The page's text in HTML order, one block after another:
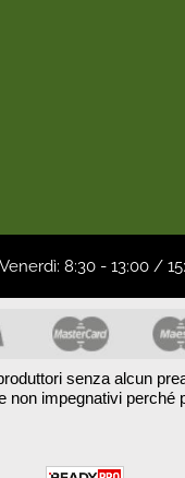
8:30 - 13:00 /
senza alcun
non impegnativi